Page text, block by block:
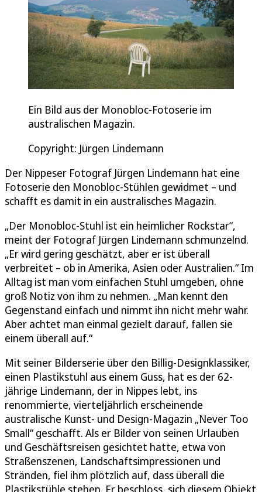
Ein Bild aus der Monobloc-Fotoserie im
australischen Magazin.
Copyright: Jürgen Lindemann
Der Nippeser Fotograf Jürgen Lindemann hat eine
Fotoserie den Monobloc-Stühlen gewidmet – und
schafft es damit in ein australisches Magazin.
„Der Monobloc-Stuhl ist ein heimlicher Rockstar“,
meint der Fotograf Jürgen Lindemann schmunzelnd.
„Er wird gering geschätzt, aber er ist überall
verbreitet – ob in Amerika, Asien oder Australien.“ Im
Alltag ist man vom einfachen Stuhl umgeben, ohne
groß Notiz von ihm zu nehmen. „Man kennt den
Gegenstand einfach und nimmt ihn nicht mehr wahr.
Aber achtet man einmal gezielt darauf, fallen sie
einem überall auf.“
Mit seiner Bilderserie über den Billig-Designklassiker,
einen Plastikstuhl aus einem Guss, hat es der 62-
jährige Lindemann, der in Nippes lebt, ins
renommierte, vierteljährlich erscheinende
australische Kunst- und Design-Magazin „Never Too
Small“ geschafft. Als er Bilder von seinen Urlauben
und Geschäftsreisen gesichtet hatte, etwa von
Straßenszenen, Landschaftsimpressionen und
Stränden, fiel ihm plötzlich auf, dass überall die